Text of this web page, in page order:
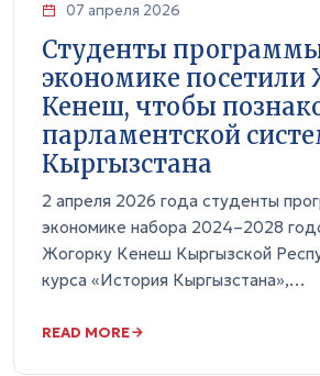
07 апреля 2026
Студенты
экономике посетили
Кенеш, чтобы
парламентской
Кыргызстана
2 апреля 2026 года студенты
экономике набора 2024–2028
Жогорку Кенеш Кыргызской
курса «История Кыргызстана»,…
READ MORE